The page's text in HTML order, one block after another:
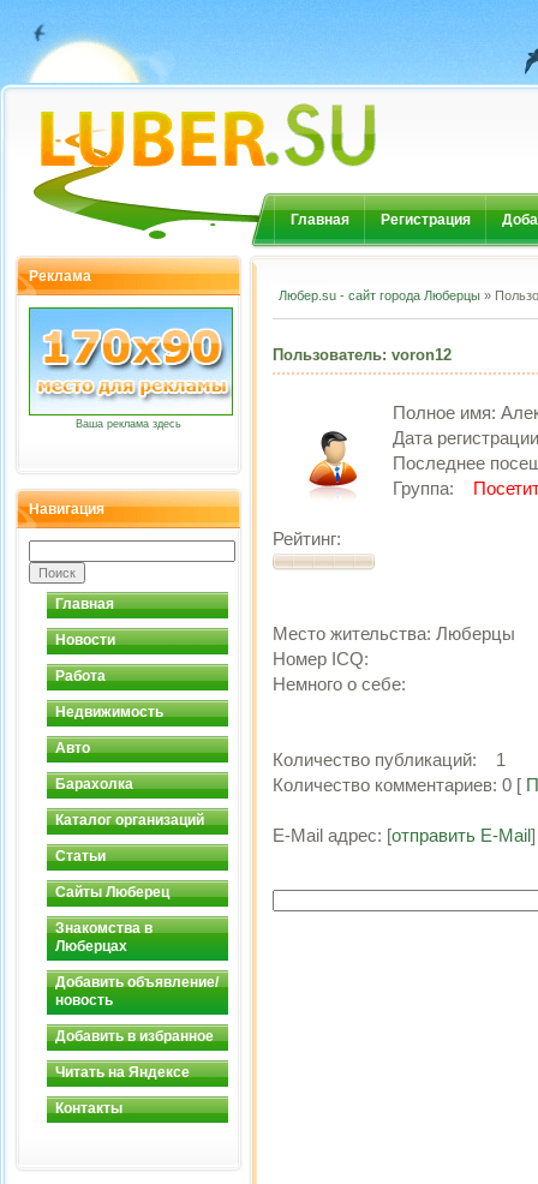
Главная Регистрация
Реклама
Ваша реклама здесь
Навигация
Главная
Новости
Работа
Недвижимость
Авто
Барахолка
Каталог организаций
Статьи
Сайты Люберец
Знакомства в
Люберцах
Добавить объявление/
новость
Добавить в избранное
Читать на Яндексе
Контакты
Любер.su - сайт города Люберцы »
Пользователь: voron12
Полное имя:
Дата
Последнее
Группа:
Рейтинг:
Место жительства: Люберцы
Номер ICQ:
Немного о себе:
Количество публикаций: 1
Количество комментариев: 0 [
E-Mail адрес: [отправить E-Mail]